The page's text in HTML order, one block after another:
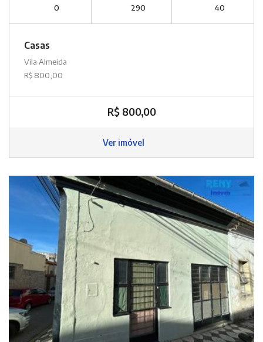
0 290 40
Casas
Vila Almeida
R$ 800,00
R$ 800,00
Ver imóvel